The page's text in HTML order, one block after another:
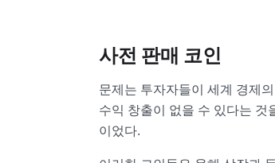
사전 판매 코인
문제는 투자자들이 세계 경제
수익 창출이 없을 수 있다는 것
이었다.